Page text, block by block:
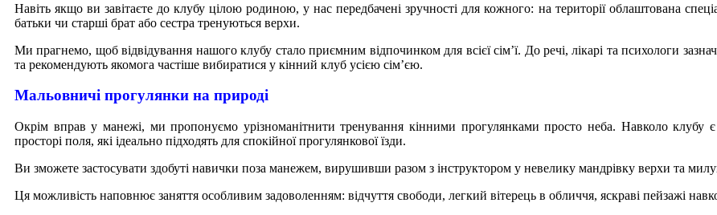
Навіть якщо ви завітаєте до клубу цілою родиною, у нас передбачені зручності для кожного: на території облаштована
батьки чи старші брат або сестра тренуються верхи.
Ми прагнемо, щоб відвідування нашого клубу стало приємним відпочинком для всієї сім’ї. До речі, лікарі та психологи
та рекомендують якомога частіше вибиратися у кінний клуб усією сім’єю.
Мальовничі прогулянки на природі
Окрім вправ у манежі, ми пропонуємо урізноманітнити тренування кінними прогулянками просто неба. Навколо клубу є
просторі поля, які ідеально підходять для спокійної прогулянкової їзди.
Ви зможете застосувати здобуті навички поза манежем, вирушивши разом з інструктором у невелику мандрівку верхи та
Ця можливість наповнює заняття особливим задоволенням: відчуття свободи, легкий вітерець в обличчя, яскраві пейзажі